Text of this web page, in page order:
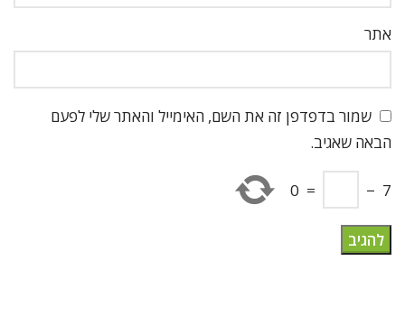
אתר
שמור בדפדפן זה את השם, האימייל והאתר שלי לפעם
הבאה שאגיב.
7
−
=
0